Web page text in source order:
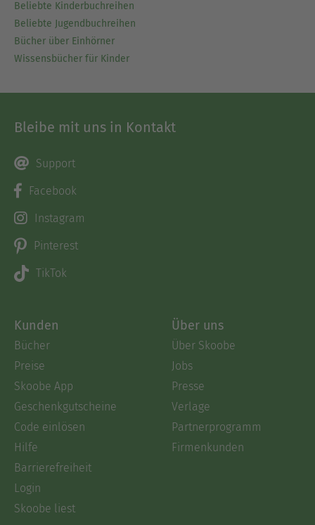
Beliebte Kinderbuchreihen
Beliebte Jugendbuchreihen
Bücher über Einhörner
Wissensbücher für Kinder
Bleibe mit uns in Kontakt
Support
Facebook
Instagram
Pinterest
TikTok
Kunden
Bücher
Preise
Skoobe App
Geschenkgutscheine
Code einlösen
Hilfe
Barrierefreiheit
Login
Skoobe liest
Über uns
Über Skoobe
Jobs
Presse
Verlage
Partnerprogramm
Firmenkunden